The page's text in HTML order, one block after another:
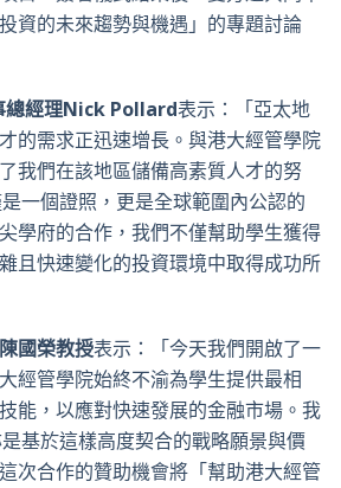
資的未來趨勢與機遇」的專題討論
總經理Nick Pollard表示：「亞太地
的需求正迅速增長。與港大經管學院
我們在該地區儲備高素質人才的努
一個證照，更是全球範圍內公認的
學府的合作，我們不僅幫助學生獲得
且快速變化的投資環境中取得成功所
國榮教授表示：「今天我們開啟了一
經管學院始終不渝為學生提供最相
能，以應對快速發展的金融市場。我
基於這樣高度契合的戰略願景與價
次合作的贊助機會將「幫助港大經管